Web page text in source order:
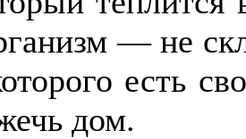
— не
есть
дом.